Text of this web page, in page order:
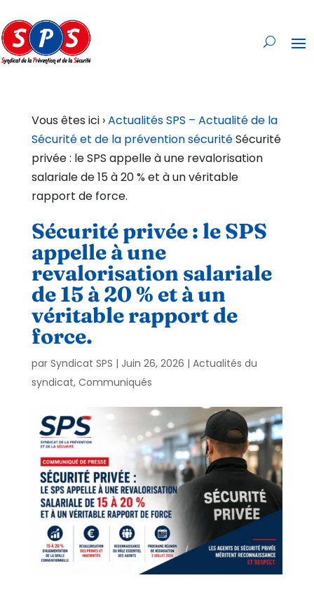
Vous êtes ici ›Actualités SPS – Actualité de la
Sécurité et de la prévention sécuritéSécurité
privée : le SPS appelle à une revalorisation
salariale de 15 à 20 % et à un véritable
rapport de force.
Sécurité privée : le SPS
appelle à une
revalorisation salariale
de 15 à 20 % et à un
véritable rapport de
force.
par Syndicat SPS | Juin 26, 2026 | Actualités du
syndicat, Communiqués